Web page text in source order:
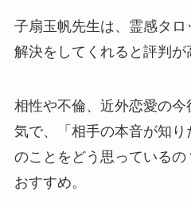
子扇玉帆先生は、霊感タ
解決をしてくれると評判が
相性や不倫、近外恋愛の今
気で、「相手の本音が知
のことをどう思っている
おすすめ。